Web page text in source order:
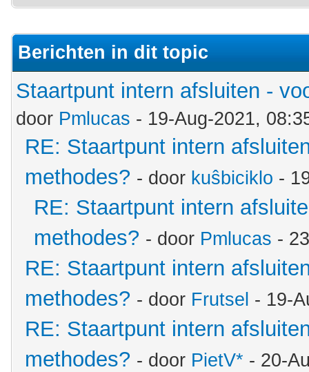
Berichten in dit topic
Staartpunt intern afsluiten -
door Pmlucas - 19-Aug-2021,
RE: Staartpunt intern
methodes? - door kuŝbiciklo -
RE: Staartpunt intern
methodes? - door Pmlucas -
RE: Staartpunt intern
methodes? - door Frutsel - 19-
RE: Staartpunt intern
methodes? - door PietV* - 20-